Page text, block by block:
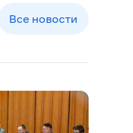
Все новости